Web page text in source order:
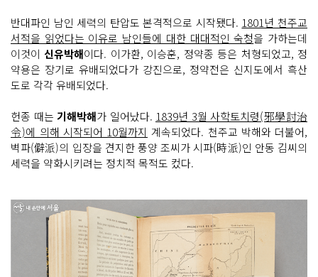
반대파인 남인 세력의 탄압도 본격적으로 시작됐다. 1801년 천주교
서적을 읽었다는 이유로 남인들에 대한 대대적인 숙청을 가하는데
이것이 신유박해이다. 이가환, 이승훈, 정약종 등은 처형되었고, 정
약용은 장기로 유배되었다가 강진으로, 정약전은 신지도에서 흑산
도로 각각 유배되었다.
헌종 때는 기해박해가 일어났다. 1839년 3월 사학토치령(邪學討治
令)에 의해 시작되어 10월까지 계속되었다. 천주교 박해와 더불어,
벽파(僻派)의 입장을 견지한 풍양 조씨가 시파(時派)인 안동 김씨의
세력을 약화시키려는 정치적 목적도 컸다.